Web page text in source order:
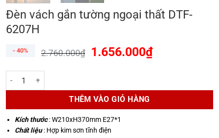
Đèn vách gắn tường ngoại thất DTF-
6207H
- 40% 2.760.000₫ 1.656.000₫
Đèn vách gắn tường ngoại thất DTF-6207H số lượng
THÊM VÀO GIỎ HÀNG
Kích thước: W210xH370mm E27*1
Chất liệu: Hợp kim sơn tĩnh điện